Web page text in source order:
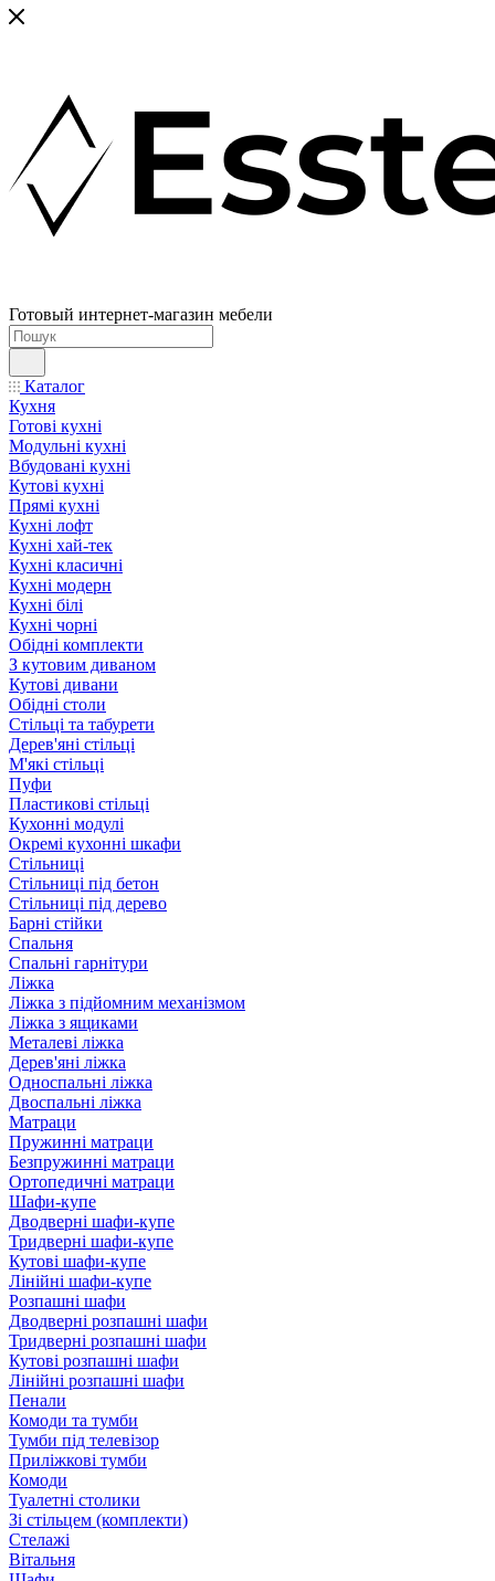
Готовый интернет-магазин мебели
Каталог
Кухня
Готові кухні
Модульні кухні
Вбудовані кухні
Кутові кухні
Прямі кухні
Кухні лофт
Кухні хай-тек
Кухні класичні
Кухні модерн
Кухні білі
Кухні чорні
Обідні комплекти
З кутовим диваном
Кутові дивани
Обідні столи
Стільці та табурети
Дерев'яні стільці
М'які стільці
Пуфи
Пластикові стільці
Кухонні модулі
Окремі кухонні шкафи
Стільниці
Стільниці під бетон
Стільниці під дерево
Барні стійки
Спальня
Спальні гарнітури
Ліжка
Ліжка з підйомним механізмом
Ліжка з ящиками
Металеві ліжка
Дерев'яні ліжка
Односпальні ліжка
Двоспальні ліжка
Матраци
Пружинні матраци
Безпружинні матраци
Ортопедичні матраци
Шафи-купе
Дводверні шафи-купе
Тридверні шафи-купе
Кутові шафи-купе
Лінійні шафи-купе
Розпашні шафи
Дводверні розпашні шафи
Тридверні розпашні шафи
Кутові розпашні шафи
Лінійні розпашні шафи
Пенали
Комоди та тумби
Тумби під телевізор
Приліжкові тумби
Комоди
Туалетні столики
Зі стільцем (комплекти)
Стелажі
Вітальня